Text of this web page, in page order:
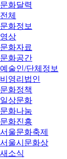
문화달력
전체
문화정보
영상
문화자료
문화공간
예술인/단체정보
비영리법인
문화정책
일상문화
문화나눔
문화진흥
서울문화축제
서울시문화상
새소식